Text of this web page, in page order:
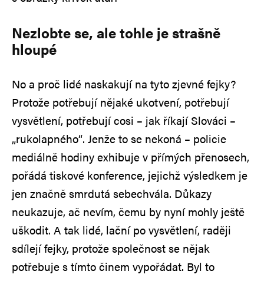
Nezlobte se, ale tohle je strašně
hloupé
No a proč lidé naskakují na tyto zjevné fejky?
Protože potřebují nějaké ukotvení, potřebují
vysvětlení, potřebují cosi – jak říkají Slováci –
„rukolapného“. Jenže to se nekoná – policie
mediálně hodiny exhibuje v přímých přenosech,
pořádá tiskové konference, jejichž výsledkem je
jen značně smrdutá sebechvála. Důkazy
neukazuje, ač nevím, čemu by nyní mohly ještě
uškodit. A tak lidé, lační po vysvětlení, raději
sdílejí fejky, protože společnost se nějak
potřebuje s tímto činem vypořádat. Byl to